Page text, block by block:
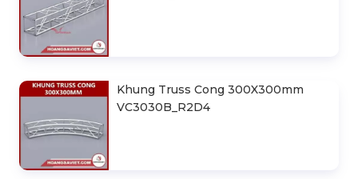
Khung Truss Cong 300X300mm
VC3030B_R2D4